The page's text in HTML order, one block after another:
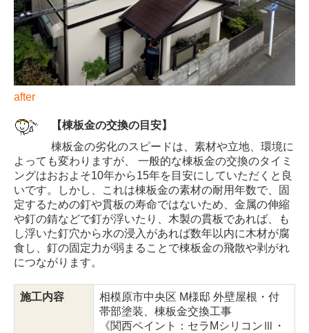
after
【棟板金の交換の目安】
棟板金の劣化のスピードは、素材や立地、環境に
よっても変わりますが、 一般的な棟板金の交換のタイミ
ングはおおよそ10年から15年を目安にしていただくと良
いです。しかし、これは棟板金の素材の耐用年数で、固
定するための釘や貫板の寿命ではないため、金属の伸縮
や釘の錆などで釘が浮いたり、木製の貫板であれば、も
し浮いた釘穴から水の浸入があれば数年以内に木材が腐
食し、釘の固定力が弱まることで棟板金の飛散や剥がれ
につながります。
施工内容
相模原市中央区 M様邸 外壁屋根・付
帯部塗装、棟板金交換工事
《関西ペイント：セラMシリコンⅢ・